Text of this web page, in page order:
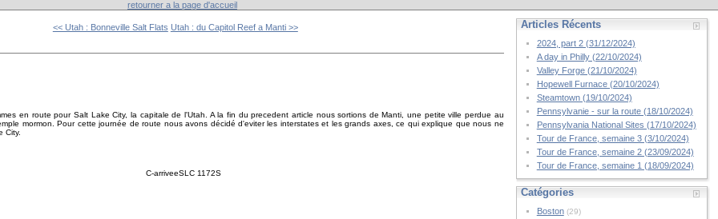
retourner a la page d'accueil
<< Utah : Bonneville Salt Flats Utah : du Capitol Reef a Manti >>
en route pour Salt Lake City, la capitale de l'Utah. A la fin du precedent article nous sortions de Manti, une petite ville perdue au
mormon. Pour cette journée de route nous avons décidé d'eviter les interstates et les grands axes, ce qui explique que nous ne
City.
Articles Récents
2024, part 2 (31/12/2024)
A day in Philly (22/10/2024)
Valley Forge (21/10/2024)
Hopewell Furnace (20/10/2024)
Steamtown (19/10/2024)
Pennsylvanie - sur la route (18/10/2024)
Pennsylvania National Sites (17/10/2024)
Tour de France, semaine 3 (3/10/2024)
Tour de France, semaine 2 (23/09/2024)
Tour de France, semaine 1 (18/09/2024)
Catégories
Boston(29)